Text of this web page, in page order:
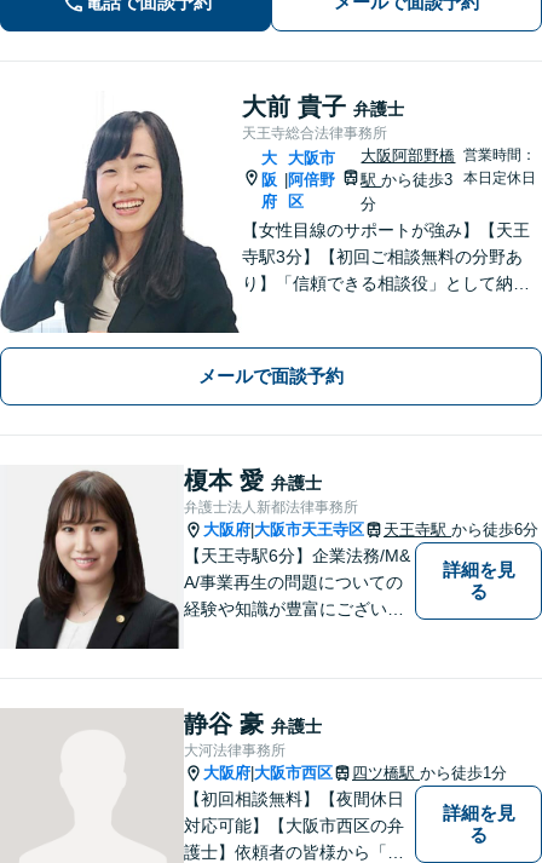
ご相談ください。【夜間休日対応可】
大前 貴子 弁護士
天王寺総合法律事務所
大
阪
府
大阪市
阿倍野
区
大阪阿部野橋
駅から徒歩3
分
営業時間：
本日定休日
【女性目線のサポートが強み】【天王
寺駅3分】【初回ご相談無料の分野あ
り】「信頼できる相談役」として納得
づくりを心がけます【借金・債務整
理】経済状況に応じて適切な解決策を
メールで面談予約
榎本 愛 弁護士
弁護士法人新都法律事務所
大阪府 大阪市天王寺区 天王寺駅 から徒歩6分
【天王寺駅6分】企業法務/M&
A/事業再生の問題についての
経験や知識が豊富にございま
ください。
詳細を見
る
静谷 豪 弁護士
大河法律事務所
大阪府 大阪市西区 四ツ橋駅 から徒歩1分
【初回相談無料】【夜間休日
対応可能】【大阪市西区の弁
護士】依頼者の皆様から「お
詳細を見
る